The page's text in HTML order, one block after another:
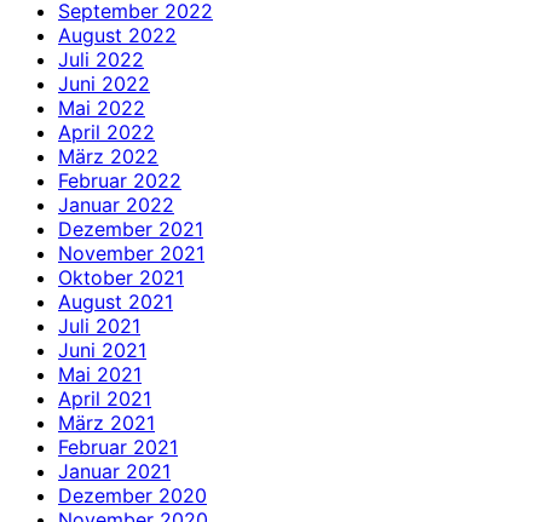
September 2022
August 2022
Juli 2022
Juni 2022
Mai 2022
April 2022
März 2022
Februar 2022
Januar 2022
Dezember 2021
November 2021
Oktober 2021
August 2021
Juli 2021
Juni 2021
Mai 2021
April 2021
März 2021
Februar 2021
Januar 2021
Dezember 2020